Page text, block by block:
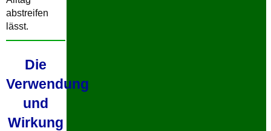
abstreifen
lässt.
Die
Verwendung
und
Wirkung